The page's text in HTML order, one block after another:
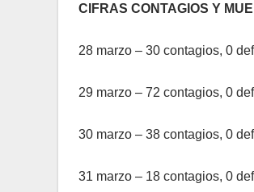
CIFRAS CONTAGIOS Y
28 marzo – 30 contagios, 0
29 marzo – 72 contagios, 0
30 marzo – 38 contagios, 0
31 marzo – 18 contagios, 0